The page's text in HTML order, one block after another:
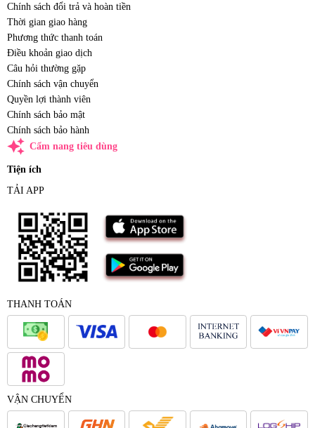
Chính sách đổi trả và hoàn tiền
Thời gian giao hàng
Phương thức thanh toán
Điều khoản giao dịch
Câu hỏi thường gặp
Chính sách vận chuyển
Quyền lợi thành viên
Chính sách bảo mật
Chính sách bảo hành
auto_awesome Cẩm nang tiêu dùng
Tiện ích
TẢI APP
THANH TOÁN
VẬN CHUYỂN